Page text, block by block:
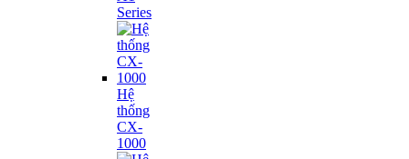
Series
Hệ
thống
CX-
1000